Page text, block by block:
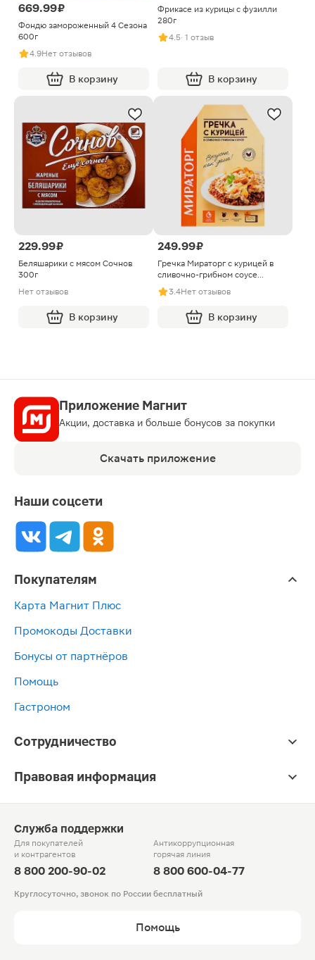
669.99 ₽
Фондю замороженный 4 Сезона
600г
4.9Нет отзывов
В корзину
Фрикасе из курицы с фузилли
280г
4.5· 1 отзыв
В корзину
229.99 ₽
Беляшарики с мясом Сочнов
300г
Нет отзывов
В корзину
249.99 ₽
Гречка Мираторг с курицей в
сливочно-грибном соусе
замороженная 260г
3.4Нет отзывов
В корзину
Приложение Магнит
Акции, доставка и больше бонусов за покупки
Скачать приложение
Наши соцсети
Покупателям
Карта Магнит Плюс
Промокоды Доставки
Бонусы от партнёров
Помощь
Гастроном
Сотрудничество
Правовая информация
Служба поддержки
Для покупателей
и контрагентов
8 800 200-90-02
Антикоррупционная
горячая линия
8 800 600-04-77
Круглосуточно, звонок по России бесплатный
Помощь